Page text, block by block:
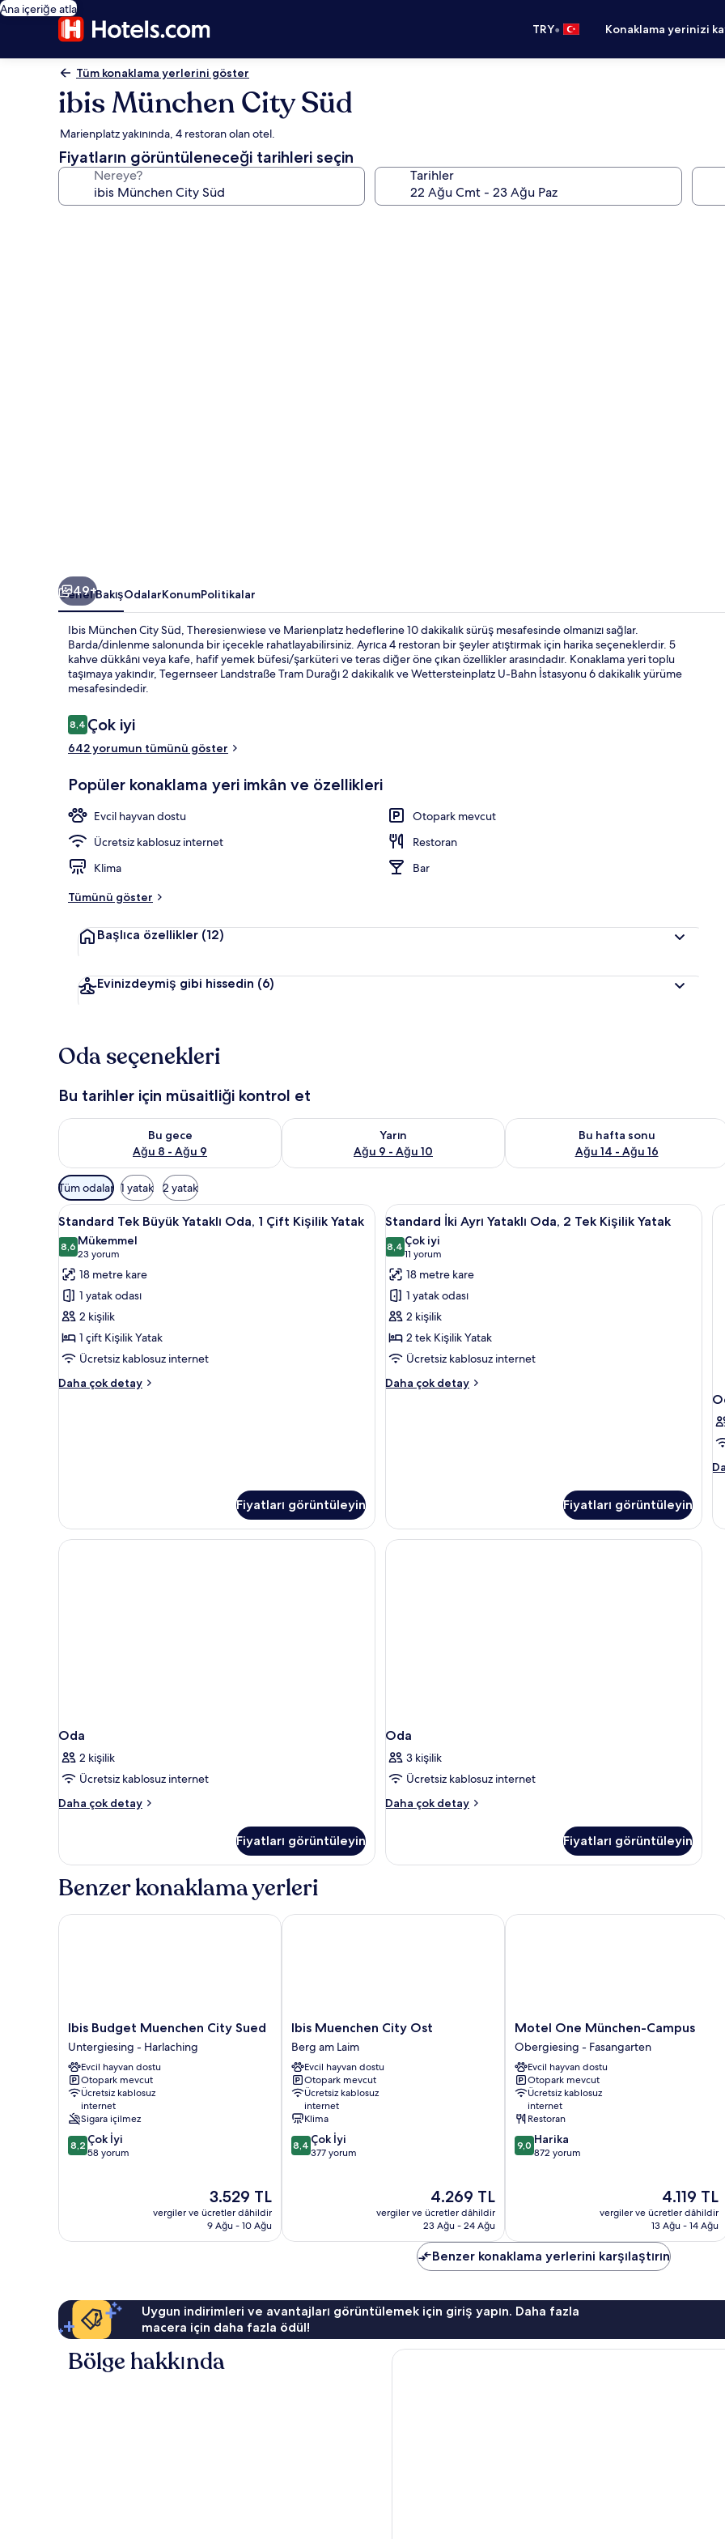
Ana içeriğe atla
TRY• Konaklama yerinizi
Tüm konaklama yerlerini göster
ibis München City Süd
Marienplatz yakınında, 4 restoran olan otel.
Fiyatların görüntüleneceği tarihleri seçin
Nereye? Tarihler
Konaklama
49+
Genel BakışOdalarKonumPolitikalar
Ibis München City Süd, Theresienwiese ve Marienplatz hedeflerine 10 dakikalık sürüş mesafesinde olmanızı sağlar.
Barda/dinlenme salonunda bir içecekle rahatlayabilirsiniz. Ayrıca 4 restoran bir şeyler atıştırmak için harika seçeneklerdir. 5
kahve dükkânı veya kafe, hafif yemek büfesi/şarküteri ve teras diğer öne çıkan özellikler arasındadır. Konaklama yeri toplu
taşımaya yakındır, Tegernseer Landstraße Tram Durağı 2 dakikalık ve Wettersteinplatz U-Bahn İstasyonu 6 dakikalık yürüme
mesafesindedir.
Yorumlar
8,48,4/10
Çok iyi
642 yorumun tümünü göster
Popüler konaklama yeri imkân ve özellikleri
Evcil hayvan dostu
Otopark mevcut
Ücretsiz kablosuz internet
Restoran
Klima
Bar
Tümünü göster
Başlıca özellikler (12)
Evinizdeymiş gibi hissedin (6)
Oda seçenekleri
Bu tarihler için müsaitliği kontrol et
Bu gece
Ağu 8 - Ağu 9
Bu gece için müsaitliği kontrol et Ağu 8 - Ağu 9
Yarın
Ağu 9 - Ağu 10
Yarın için müsaitliği kontrol et Ağu 9 - Ağu 10
Bu hafta sonu
Ağu 14 - Ağu 16
Bu hafta sonu için müsaitliği kontrol et
Odalar
için
mevcut
filtreler
Tüm odalar 1 yatak 2 yatak
Standard
Tek
Büyük
Yataklı
Oda,
Çift
Kişilik
Yatak
için
Odada kasa, masa, ses yalıtımı, ütü/ütü masası
7
Standard Tek Büyük Yataklı Oda, 1 Çift Kişilik Yatak
8,68,6 / 10
Mükemmel
23 yorum
(23
yorum)
18 metre kare
1 yatak odası
2 kişilik
1 çift Kişilik Yatak
Ücretsiz kablosuz internet
Daha çok detay
Standard
daha
fazla
Fiyatları görüntüleyin
Standard
İki
Ayrı
Yataklı
Oda,
2
Tek
Kişilik
Yatak
için
Odada kasa, masa, ses yalıtımı, ütü/ütü
7
Standard İki Ayrı Yataklı Oda, 2 Tek Kişilik Yatak
8,48,4 / 10
Çok iyi
11 yorum
(11
yorum)
18 metre kare
1 yatak odası
2 kişilik
2 tek Kişilik Yatak
Ücretsiz kablosuz internet
Daha çok detay
Standard
daha
fazla
Fiyatları görüntüleyin
Oda
2 kişilik
Ücretsiz kablosuz internet
Daha çok detay
Oda
detay
Fiyatları görüntüleyin
Oda
3 kişilik
Ücretsiz kablosuz internet
Daha çok detay
Oda
detay
Fiyatları görüntüleyin
Benzer konaklama yerleri
Ibis
Budget
Muenchen
City
Sued
Untergiesing
-
Harlaching
Ibis Budget Muenchen City Sued
Untergiesing - Harlaching
Evcil hayvan dostu
Otopark mevcut
Ücretsiz kablosuz
internet
Sigara içilmez
10
üzerinden
8,2 Çok İyi
58 yorum
Güncel
fiyat:
3.529 TL
3.529 TL
vergiler ve ücretler dâhildir
9 Ağu - 10 Ağu
Ibis Budget Muenchen City Sued
Ibis
Muenchen
City
Ost
Berg
am
Laim
Ibis Muenchen City Ost
Berg am Laim
Evcil hayvan dostu
Otopark mevcut
Ücretsiz kablosuz
internet
Klima
10
üzerinden
8,4 Çok İyi
377 yorum
Güncel
fiyat:
4.269 TL
4.269 TL
vergiler ve ücretler dâhildir
23 Ağu - 24 Ağu
Ibis Muenchen City Ost
Motel
One
München-
Campus
Obergiesing
-
Fasangarten
Motel One München-Campus
Obergiesing - Fasangarten
Evcil hayvan dostu
Otopark mevcut
Ücretsiz kablosuz
internet
Restoran
10
üzerinden
9,0 Harika
872 yorum
Güncel
fiyat:
4.119 TL
4.119 TL
vergiler ve ücretler dâhildir
13 Ağu - 14 Ağu
Motel One München-Campus
Benzer konaklama yerlerini karşılaştırın
Uygun indirimleri ve avantajları görüntülemek için giriş yapın. Daha fazla
macera için daha fazla ödül!
Bölge hakkında